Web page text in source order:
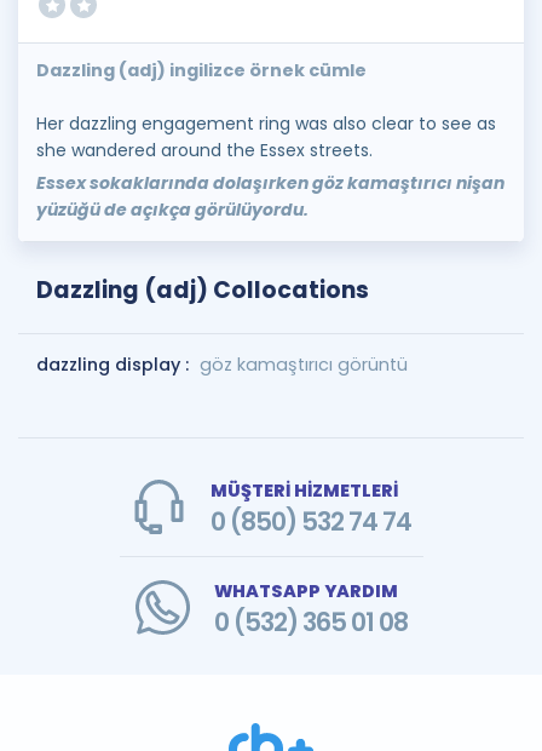
Dazzling (adj) ingilizce örnek cümle
Her dazzling engagement ring was also clear to see as
she wandered around the Essex streets.
Essex sokaklarında dolaşırken göz kamaştırıcı nişan
yüzüğü de açıkça görülüyordu.
Dazzling (adj) Collocations
dazzling display : göz kamaştırıcı görüntü
MÜŞTERİ HİZMETLERİ
0 (850) 532 74 74
WHATSAPP YARDIM
0 (532) 365 01 08